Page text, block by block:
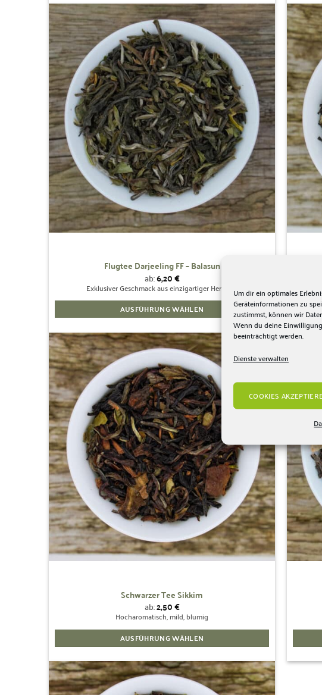
Um dir ein optimales
Geräteinformationen zu
zustimmst, können wir
Wenn du deine
beeinträchtigt werden.
Dienste verwalten
COOKIES
Produkt
weist
mehrere
Varianten
auf.
Die
Optionen
können
auf
der
Produktseite
gewählt
werden
Zur
Wunschliste
hinzufügen
Flugtee Darjeeling FF – Balasun
ab:6,20€
Exklusiver Geschmack aus einzigartiger Herkunft
AUSFÜHRUNG WÄHLEN
Produkt
weist
mehrere
Varianten
auf.
Die
Optionen
können
auf
der
Produktseite
gewählt
werden
Zur
hinzufügen
Schwarzer Tee Sikkim
ab:2,50€
Hocharomatisch, mild, blumig
AUSFÜHRUNG WÄHLEN
Produkt
weist